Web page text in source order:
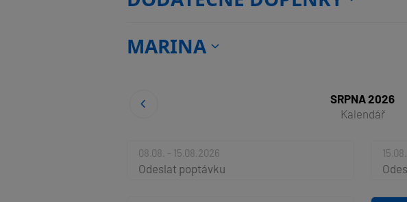
MARINA
SRPNA 2026
Kalendář
08.08. - 15.08.2026
Odeslat poptávku